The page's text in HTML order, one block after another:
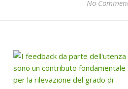
No